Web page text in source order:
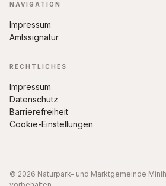
NAVIGATION
Impressum
Amtssignatur
RECHTLICHES
Impressum
Datenschutz
Barrierefreiheit
Cookie-Einstellungen
© 2026 Naturpark- und Marktgemeinde